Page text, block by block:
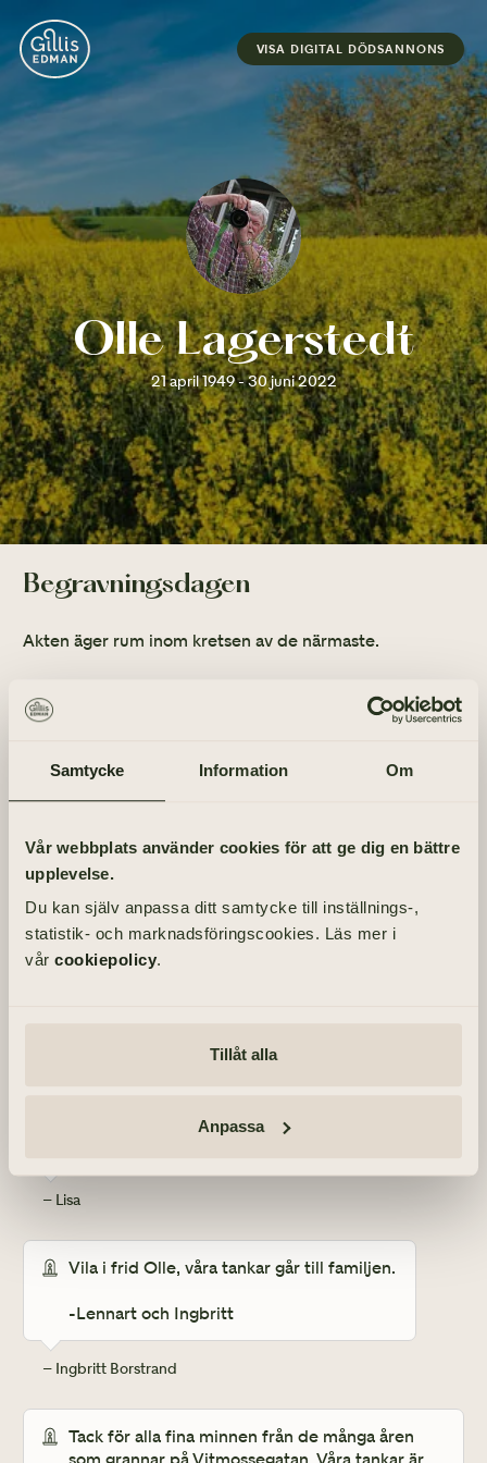
Samtycke Information Om
Vår webbplats använder cookies för att ge dig en bättre
upplevelse.
Du kan själv anpassa ditt samtycke till inställnings-,
statistik- och marknadsföringscookies. Läs mer i
vår cookiepolicy.
Tillåt alla
Anpassa
Olle Lagerstedt
21 april 1949 - 30 juni 2022
VISA DIGITAL DÖDSANNONS
Begravningsdagen
Akten äger rum inom kretsen av de närmaste.
Tänk gärna på Cancerfonden bg: 901-9514 eller gåvotel: 010-199
TÄND ETT LJUS
Jag saknar Dig. Vila i frid.
Tänker på er, familjen Lagerstedt.
– Lisa
Vila i frid Olle, våra tankar går till familjen.
-Lennart och Ingbritt
– Ingbritt Borstrand
Tack för alla fina minnen från de många åren